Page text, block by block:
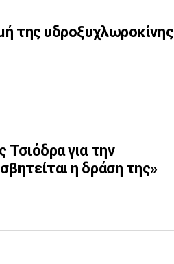
της υδροξυχλωροκίνης
Τσιόδρα για την
η δράση της»